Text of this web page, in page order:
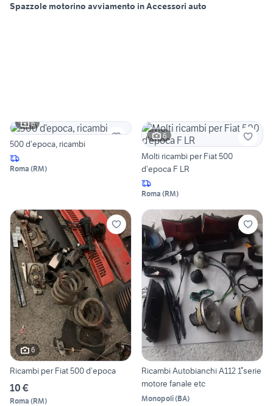
Spazzole motorino avviamento in Accessori auto
6
500 d’epoca, ricambi
Roma (RM)
6
Molti ricambi per Fiat 500
d’epoca F LR
Roma (RM)
6
Ricambi per Fiat 500 d’epoca
10 €
Roma (RM)
Ricambi Autobianchi A112 1°serie
motore fanale etc
Monopoli(BA)